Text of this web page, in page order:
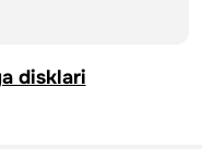
disklari